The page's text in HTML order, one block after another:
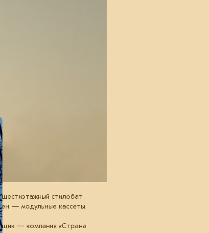
стилобат
— модульные кассеты.
— компания «Страна